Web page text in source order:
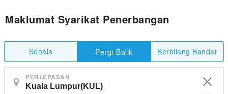
Maklumat Syarikat Penerbangan
Sehala Pergi-Balik Berbilang Bandar
PERLEPASAN